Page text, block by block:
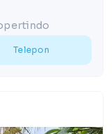
Telepon